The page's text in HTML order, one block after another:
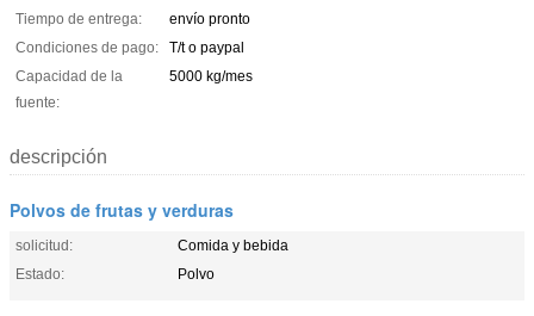
Tiempo de entrega:
envío pronto
Condiciones de pago:
T/t o paypal
Capacidad de la
fuente:
5000 kg/mes
descripción
Polvos de frutas y verduras
solicitud:
Comida y bebida
Estado:
Polvo